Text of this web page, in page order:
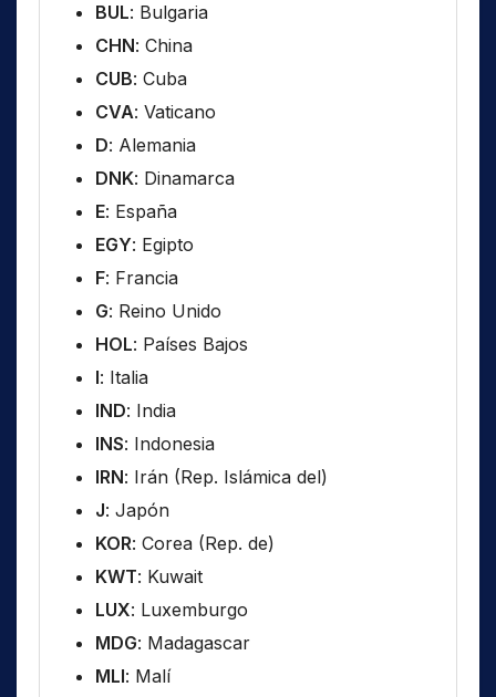
BUL: Bulgaria
CHN: China
CUB: Cuba
CVA: Vaticano
D: Alemania
DNK: Dinamarca
E: España
EGY: Egipto
F: Francia
G: Reino Unido
HOL: Países Bajos
I: Italia
IND: India
INS: Indonesia
IRN: Irán (Rep. Islámica del)
J: Japón
KOR: Corea (Rep. de)
KWT: Kuwait
LUX: Luxemburgo
MDG: Madagascar
MLI: Malí